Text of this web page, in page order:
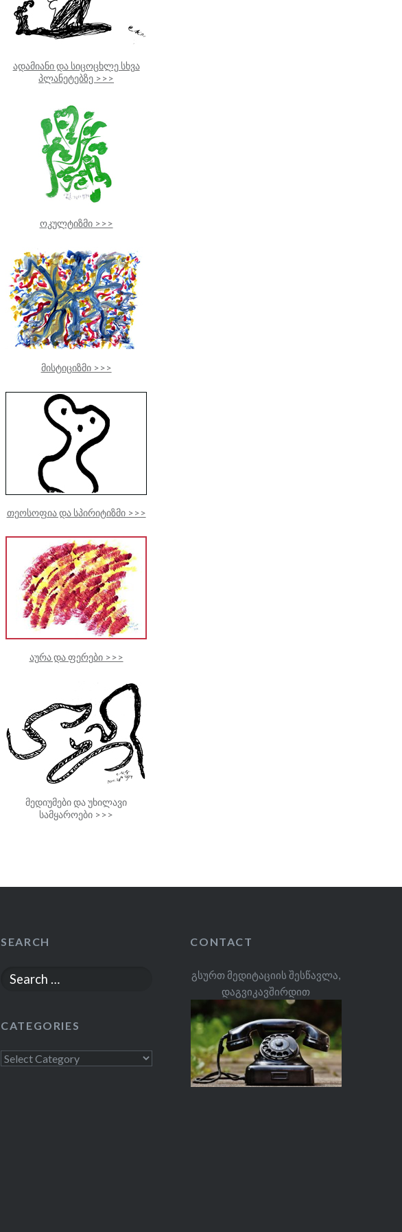
ადამიანი და სიცოცხლე სხვა
პლანეტებზე >>>
ოკულტიზმი >>>
მისტიციზმი >>>
თეოსოფია და სპირიტიზმი >>>
აურა და ფერები >>>
მედიუმები და უხილავი
სამყაროები >>>
SEARCH
Search
CATEGORIES
Categories
CONTACT
გსურთ მედიტაციის შესწავლა,
დაგვიკავშირდით